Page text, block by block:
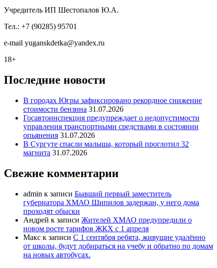
Учредитель ИП Шестопалов Ю.А.
Тел.: +7 (90285) 95701
e-mail yuganskdetka@yandex.ru
18+
Последние новости
В городах Югры зафиксировано рекордное снижение
стоимости бензина 31.07.2026
Госавтоинспекция предупреждает о недопустимости
управления транспортными средствами в состоянии
опьянения 31.07.2026
В Сургуте спасли малыша, который проглотил 32
магнита 31.07.2026
Свежие комментарии
admin к записи Бывший первый заместитель
губернатора ХМАО Шипилов задержан, у него дома
проходят обыски
Андрей к записи Жителей ХМАО предупредили о
новом росте тарифов ЖКХ с 1 апреля
Макс к записи С 1 сентября ребята, живущие удалённо
от школы, будут добираться на учебу и обратно по домам
на новых автобусах.